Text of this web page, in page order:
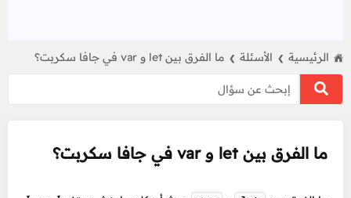
الرئيسية ❯ الأسئلة ❯ ما الفرق بين let و var في جافا سكربت؟
ما الفرق بين let و var في جافا سكربت؟